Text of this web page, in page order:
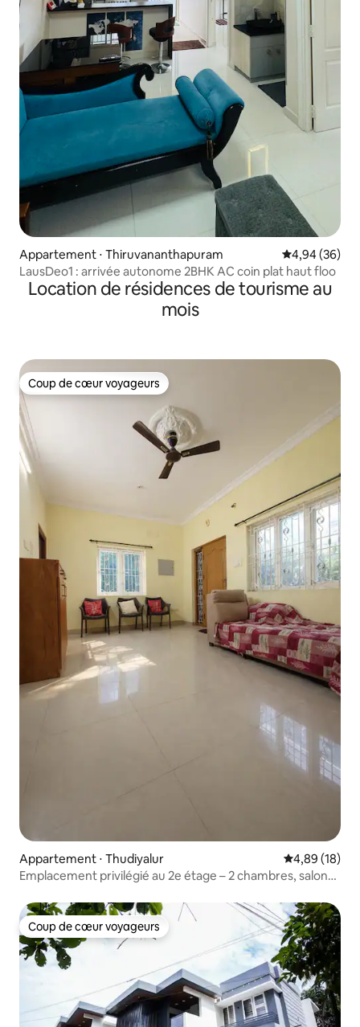
Appartement ⋅ Thiruvananthapuram Évaluation
4,94 (36)
LausDeo1 : arrivée autonome 2BHK AC coin plat haut floo
Location de résidences de tourisme au
mois
Coup de cœur voyageurs
Coup de cœur voyageurs
Appartement ⋅ Thudiyalur Évaluation
4,89 (18)
Emplacement privilégié au 2e étage – 2 chambres, salon
Coup de cœur voyageurs
Coup de cœur voyageurs